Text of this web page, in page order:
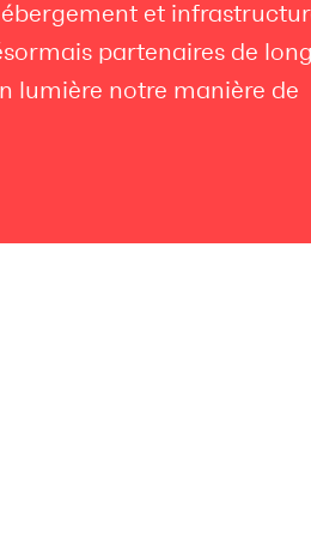
et
partenaires de
lumière notre manière de